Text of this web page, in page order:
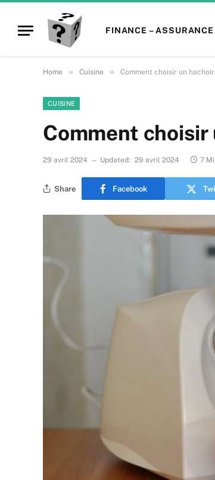
FINANCE – ASSURANCE
Home » Cuisine » Comment choisir un
CUISINE
Comment choisir
29 avril 2024 Updated: 29 avril 2024 7
Share Facebook